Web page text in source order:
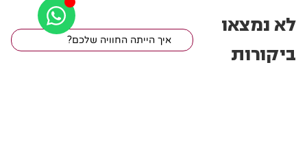
לא נמצאו
ביקורות
איך הייתה החוויה שלכם?